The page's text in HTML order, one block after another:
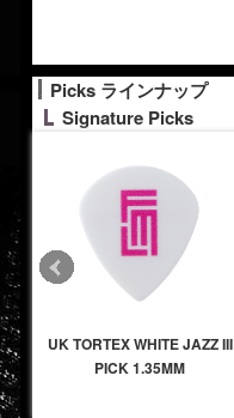
Picks ラインナップ
Signature Picks
UK TORTEX WHITE JAZZ III
PICK 1.35MM